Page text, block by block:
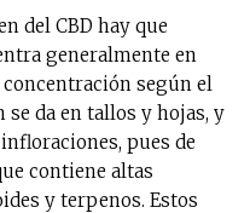
del CBD hay que
generalmente en
según el
da en tallos y hojas, y
pues de
contiene altas
y terpenos. Estos